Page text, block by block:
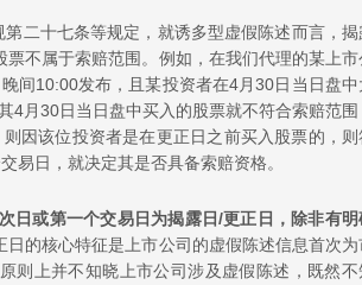
二十七条等规定，就诱多型虚假陈述而言，揭
不属于索赔范围。例如，在我们代理的某上市
间10:00发布，且某投资者在4月30日当日盘中
月30日当日盘中买入的股票就不符合索赔范围
因该位投资者是在更正日之前买入股票的，则
易日，就决定其是否具备索赔资格。
日或第一个交易日为揭露日/更正日，除非有明
日的核心特征是上市公司的虚假陈述信息首次为
则上并不知晓上市公司涉及虚假陈述，既然不